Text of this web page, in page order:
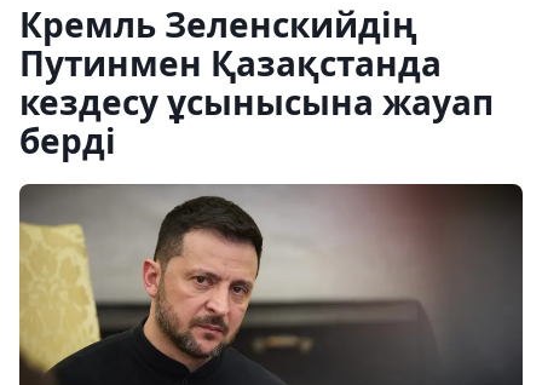
Кремль Зеленскийдің
Путинмен Қазақстанда
кездесу ұсынысына жауап
берді